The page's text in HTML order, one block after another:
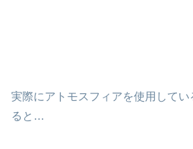
実際にアトモスフィアを使用して
ると…